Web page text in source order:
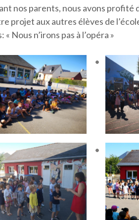
nos parents, nous avons profité
projet aux autres élèves de
Nous n’irons pas à l’opéra »